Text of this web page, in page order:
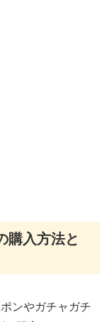
購入方法と
ンやガチャガチ